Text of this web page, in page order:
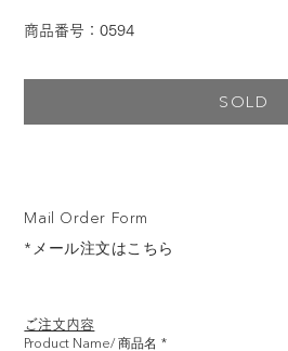
ご注文内容
Product Name/ 商品名 *
Mail Order Form
*メール注文はこちら
商品番号：0594
SOLD